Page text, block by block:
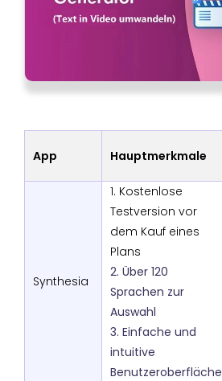
App Hauptmerkmale
Synthesia
1. Kostenlose
Testversion vor
dem Kauf eines
Plans
2. Über 120
Sprachen zur
Auswahl
3. Einfache und
intuitive
Benutzeroberfläche